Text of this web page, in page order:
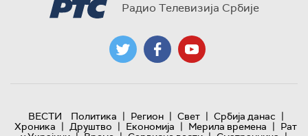
Радио Телевизија Србије
ВЕСТИ Политика | Регион | Свет | Србија данас |
Хроника | Друштво | Економија | Мерила времена | Рат